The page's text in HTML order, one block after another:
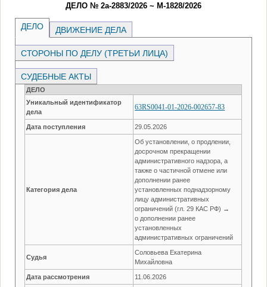
ДЕЛО № 2а-2883/2026 ~ М-1828/2026
ДЕЛО ДВИЖЕНИЕ ДЕЛА
СТОРОНЫ ПО ДЕЛУ (ТРЕТЬИ ЛИЦА)
СУДЕБНЫЕ АКТЫ
ДЕЛО
Уникальный идентификатор
дела
63RS0041-01-2026-002657-83
Дата поступления 29.05.2026
Категория дела
Об установлении, о продлении,
досрочном прекращении
административного надзора, а
также о частичной отмене или
дополнении ранее
установленных поднадзорному
лицу административных
ограничений (гл. 29 КАС РФ) →
о дополнении ранее
установленных
административных ограничений
Судья
Соловьева Екатерина
Михайловна
Дата рассмотрения 11.06.2026